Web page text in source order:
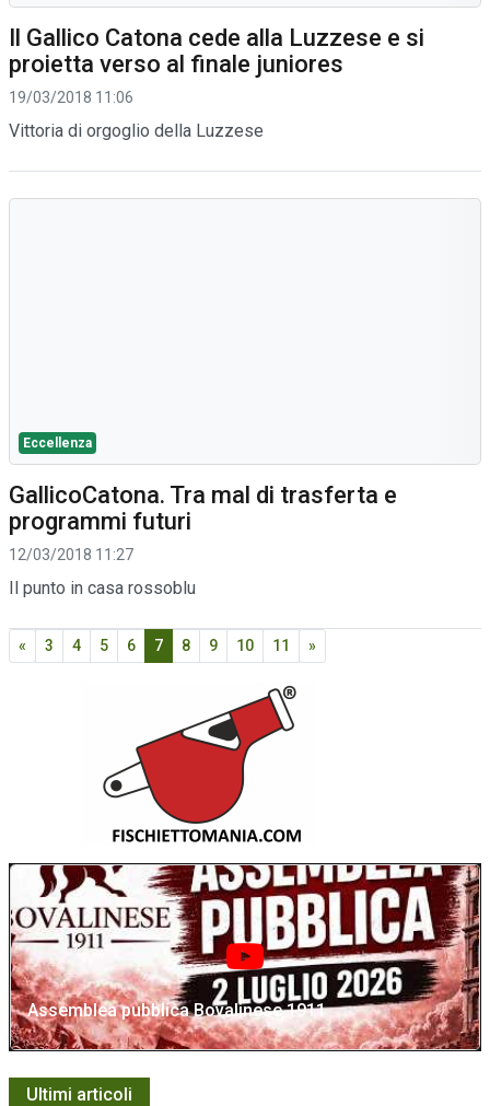
Il Gallico Catona cede alla Luzzese e si
proietta verso al finale juniores
19/03/2018 11:06
Vittoria di orgoglio della Luzzese
Eccellenza
GallicoCatona. Tra mal di trasferta e
programmi futuri
12/03/2018 11:27
Il punto in casa rossoblu
« 3 4 5 6 7 8 9 10 11 »
Assemblea pubblica Bovalinese 1911
Ultimi articoli